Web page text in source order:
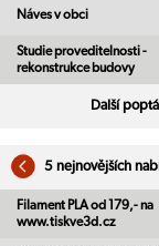
Náves v obci
Studie proveditelnosti -
rekonstrukce budovy
Další
5 nejnovějších
Filament PLA od 179,- na
www.tiskve3d.cz